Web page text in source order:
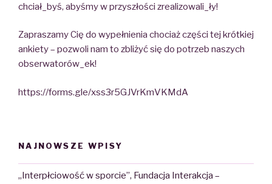
chciał_byś, abyśmy w przyszłości zrealizowali_ły!
Zapraszamy Cię do wypełnienia chociaż części tej krótkiej
ankiety – pozwoli nam to zbliżyć się do potrzeb naszych
obserwatorów_ek!
https://forms.gle/xss3r5GJVrKmVKMdA
NAJNOWSZE WPISY
„Interpłciowość w sporcie”, Fundacja Interakcja –